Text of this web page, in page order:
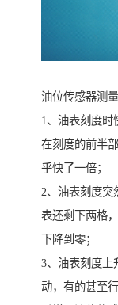
油位传感器测
1、油表刻度时
在刻度的前半
乎快了一倍；
2、油表刻度突
表还剩下两格
下降到零；
3、油表刻度上
动，有的甚至